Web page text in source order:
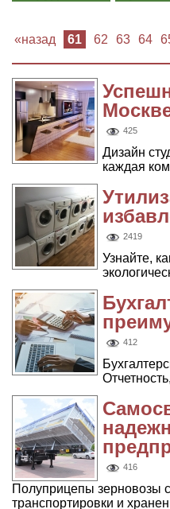
«назад 61 62 63 64
425
Дизайн
каждая
2419
Узнайте,
412
416
Полуприцепы зерновозы
транспортировки и